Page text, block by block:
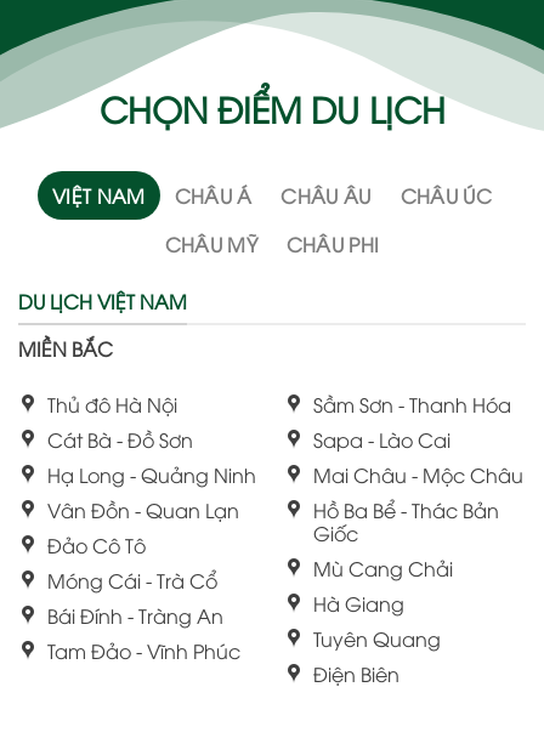
CHỌN ĐIỂM DU LỊCH
VIỆT NAM CHÂU Á CHÂU ÂU
CHÂU ÚC
CHÂU MỸ
CHÂU PHI
DU LỊCH VIỆT NAM
MIỀN BẮC
Thủ đô Hà Nội
Cát Bà - Đồ Sơn
Hạ Long - Quảng Ninh
Vân Đồn - Quan Lạn
Đảo Cô Tô
Móng Cái - Trà Cổ
Bái Đính - Tràng An
Tam Đảo - Vĩnh Phúc
Sầm Sơn - Thanh Hóa
Sapa - Lào Cai
Mai Châu - Mộc Châu
Hồ Ba Bể - Thác Bản
Giốc
Mù Cang Chải
Hà Giang
Tuyên Quang
Điện Biên